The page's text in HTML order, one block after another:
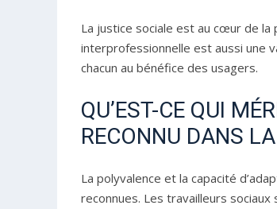
La justice sociale est au cœur de
interprofessionnelle est aussi une
chacun au bénéfice des usagers.
QU’EST-CE QUI
RECONNU DANS
La polyvalence et la capacité
reconnues. Les travailleurs